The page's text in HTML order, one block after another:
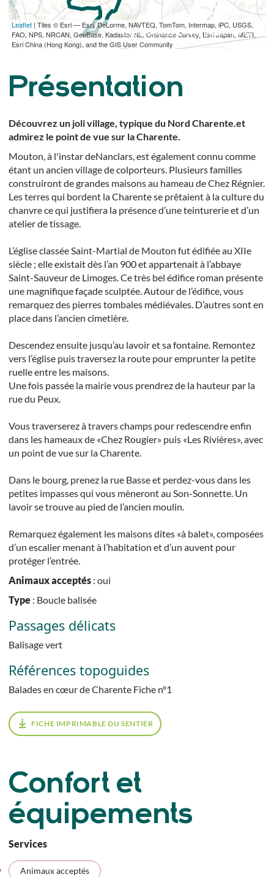
Leaflet| Tiles © Esri — Esri, DeLorme, NAVTEQ, TomTom, Intermap, iPC, USGS,
FAO, NPS, NRCAN, GeoBase, Kadaster NL, Ordnance Survey, Esri Japan, METI,
Esri China (Hong Kong), and the GIS User Community
TÉLÉCHARGER L'ITINÉRAIRE (GPX)
Présentation
Découvrez un joli village, typique du Nord Charente.et
admirez le point de vue sur la Charente.
Mouton, à l'instar deNanclars, est également connu comme
étant un ancien village de colporteurs. Plusieurs familles
construiront de grandes maisons au hameau de Chez Régnier.
Les terres qui bordent la Charente se prêtaient à la culture du
chanvre ce qui justifiera la présence d’une teinturerie et d’un
atelier de tissage.
L’église classée Saint-Martial de Mouton fut édifiée au XIIe
siècle ; elle existait dès l’an 900 et appartenait à l’abbaye
Saint-Sauveur de Limoges. Ce très bel édifice roman présente
une magnifique façade sculptée. Autour de l’édifice, vous
remarquez des pierres tombales médiévales. D’autres sont en
place dans l’ancien cimetière.
Descendez ensuite jusqu’au lavoir et sa fontaine. Remontez
vers l’église puis traversez la route pour emprunter la petite
ruelle entre les maisons.
Une fois passée la mairie vous prendrez de la hauteur par la
rue du Peux.
Vous traverserez à travers champs pour redescendre enfin
dans les hameaux de «Chez Rougier» puis «Les Rivières», avec
un point de vue sur la Charente.
Dans le bourg, prenez la rue Basse et perdez-vous dans les
petites impasses qui vous mèneront au Son-Sonnette. Un
lavoir se trouve au pied de l’ancien moulin.
Remarquez également les maisons dites «à balet», composées
d’un escalier menant à l’habitation et d’un auvent pour
protéger l’entrée.
Animaux acceptés: oui
Type: Boucle balisée
Passages délicats
Balisage vert
Références topoguides
Balades en cœur de Charente Fiche n°1
FICHE IMPRIMABLE DU SENTIER
Confort et
équipements
Services
Animaux acceptés